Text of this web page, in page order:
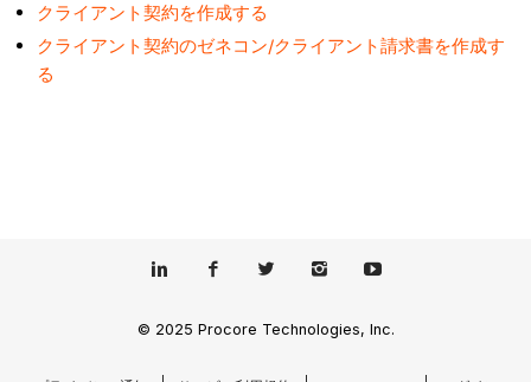
クライアント契約を作成する
クライアント契約のゼネコン/クライアント請求書を作成す
る
© 2025 Procore Technologies, Inc.